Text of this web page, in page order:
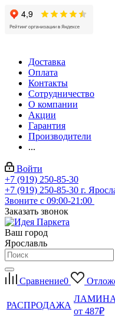
Доставка
Оплата
Контакты
Сотрудничество
О компании
Акции
Гарантия
Производители
...
Войти
+7 (919) 250-85-30
+7 (919) 250-85-30 г.
Звоните с 09:00-21:00
Заказать звонок
Ваш город
Ярославль
Сравнение0
РАСПРОДАЖА
от 487₽